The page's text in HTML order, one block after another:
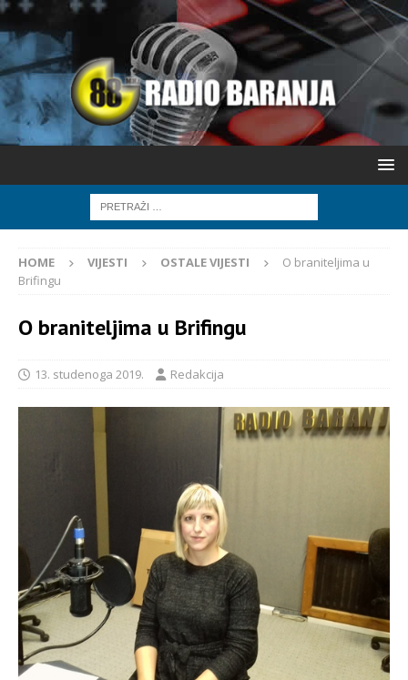
HOME VIJESTI OSTALE VIJESTI
O braniteljima u
Brifingu
O braniteljima u Brifingu
13. studenoga 2019. Redakcija